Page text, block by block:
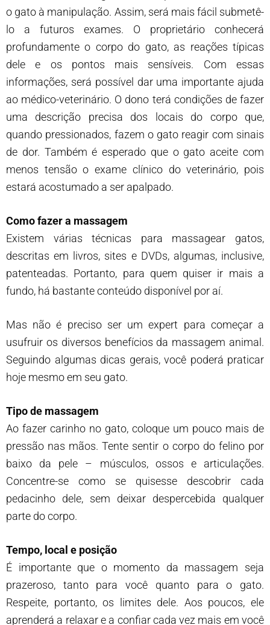
o gato à manipulação. Assim, será mais fácil submetê-
lo a futuros exames. O proprietário conhecerá
profundamente o corpo do gato, as reações típicas
dele e os pontos mais sensíveis. Com essas
informações, será possível dar uma importante ajuda
ao médico-veterinário. O dono terá condições de fazer
uma descrição precisa dos locais do corpo que,
quando pressionados, fazem o gato reagir com sinais
de dor. Também é esperado que o gato aceite com
menos tensão o exame clínico do veterinário, pois
estará acostumado a ser apalpado.
Como fazer a massagem
Existem várias técnicas para massagear gatos,
descritas em livros, sites e DVDs, algumas, inclusive,
patenteadas. Portanto, para quem quiser ir mais a
fundo, há bastante conteúdo disponível por aí.
Mas não é preciso ser um expert para começar a
usufruir os diversos benefícios da massagem animal.
Seguindo algumas dicas gerais, você poderá praticar
hoje mesmo em seu gato.
Tipo de massagem
Ao fazer carinho no gato, coloque um pouco mais de
pressão nas mãos. Tente sentir o corpo do felino por
baixo da pele – músculos, ossos e articulações.
Concentre-se como se quisesse descobrir cada
pedacinho dele, sem deixar despercebida qualquer
parte do corpo.
Tempo, local e posição
É importante que o momento da massagem seja
prazeroso, tanto para você quanto para o gato.
Respeite, portanto, os limites dele. Aos poucos, ele
aprenderá a relaxar e a confiar cada vez mais em você